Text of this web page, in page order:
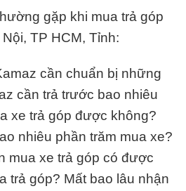
gặp khi mua trả góp
TP HCM, Tỉnh:
cần chuẩn bị những
cần trả trước bao nhiêu
xe trả góp được không?
nhiêu phần trăm mua xe?
mua xe trả góp có được
trả góp? Mất bao lâu nhận